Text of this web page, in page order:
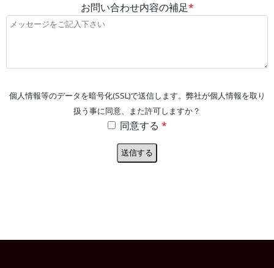
お問い合わせ内容の補足*
個人情報等のデータを暗号化(SSL)で送信します。弊社が個人情報を取り
扱う事に同意、また許可しますか？
同意する *